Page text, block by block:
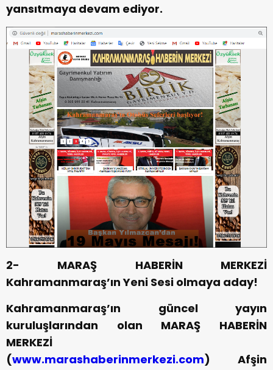
yansıtmaya devam ediyor.
2- MARAŞ HABERİN MERKEZİ
Kahramanmaraş’ın Yeni Sesi olmaya aday!
Kahramanmaraş’ın güncel yayın
kuruluşlarından olan MARAŞ HABERİN
MERKEZİ
(www.marashaberinmerkezi.com) Afşin